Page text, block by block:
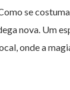
se
nova. Um
onde a